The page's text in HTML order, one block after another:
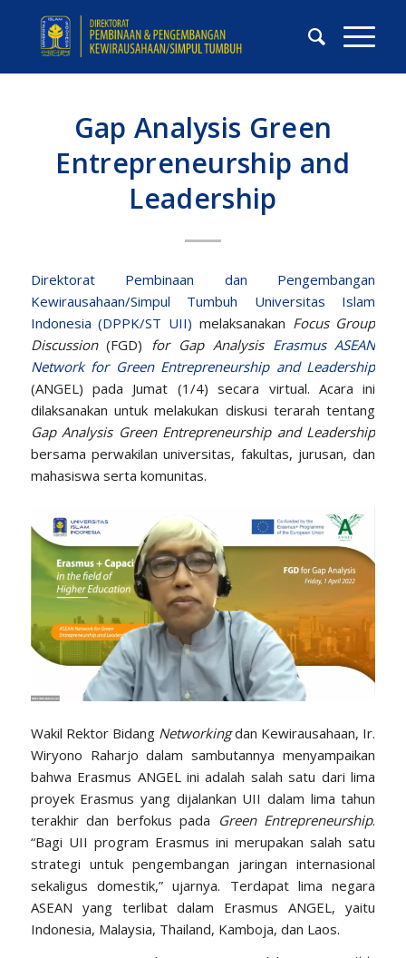
Gap Analysis Green
Entrepreneurship and
Leadership
Direktorat Pembinaan dan Pengembangan
Kewirausahaan/Simpul Tumbuh Universitas Islam
Indonesia (DPPK/ST UII) melaksanakan Focus Group
Discussion(FGD) for Gap Analysis Erasmus ASEAN
Network for Green Entrepreneurship and Leadership
(ANGEL) pada Jumat (1/4) secara virtual. Acara ini
dilaksanakan untuk melakukan diskusi terarah tentang
Gap Analysis Green Entrepreneurship and Leadership
bersama perwakilan universitas, fakultas, jurusan, dan
mahasiswa serta komunitas.
Wakil Rektor Bidang Networkingdan Kewirausahaan, Ir.
Wiryono Raharjo dalam sambutannya menyampaikan
bahwa Erasmus ANGEL ini adalah salah satu dari lima
proyek Erasmus yang dijalankan UII dalam lima tahun
terakhir dan berfokus pada Green Entrepreneurship.
“Bagi UII program Erasmus ini merupakan salah satu
strategi untuk pengembangan jaringan internasional
sekaligus domestik,” ujarnya. Terdapat lima negara
ASEAN yang terlibat dalam Erasmus ANGEL, yaitu
Indonesia, Malaysia, Thailand, Kamboja, dan Laos.